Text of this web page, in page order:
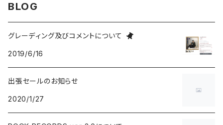
Accordion / Bandoneon
group / session
BLUE NOTE
にほんのJAZZ
NEO ROCKABILLY / PSYCHOBILLY
PROGRESSIVE ROCK / PSYCHEDELIA
GARAGE PUNK / TRASH PUNK
POWER POP / NEO MOD / PUB ROCK
にほんのハードロック・ヘヴィメタル
歌謡曲
演歌 / 懐メロ
民謡・音頭・俗謡
現代音楽Contemporary / PostModern
AVANT / EXPERIMENTAL / NOISE
NEW AGE / HEALING
SP
ROOTS REGGAE / DUB
FOLKLORE - フォルクローレ
HAWAIIAN
LATIN / BRASIL / BOSSA NOVA
BLOG
グレーディング及びコメントについて
2019/6/16
出張セールのお知らせ
2020/1/27